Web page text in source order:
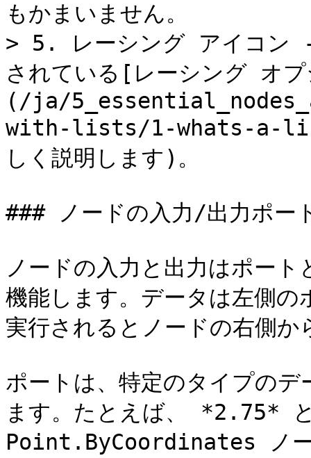
もかまいません。
> 5. レーシング アイコン -
されている[レーシング オ
(/ja/
with-lists/1-whats-a-
しく説明します)。
### ノードの入力/出力ポー
ノードの入力と出力はポー
機能します。データは左側の
実行されるとノードの右側か
ポートは、特定のタイプの
ます。たとえば、 *2.75*
Point.ByCoordinates ノー